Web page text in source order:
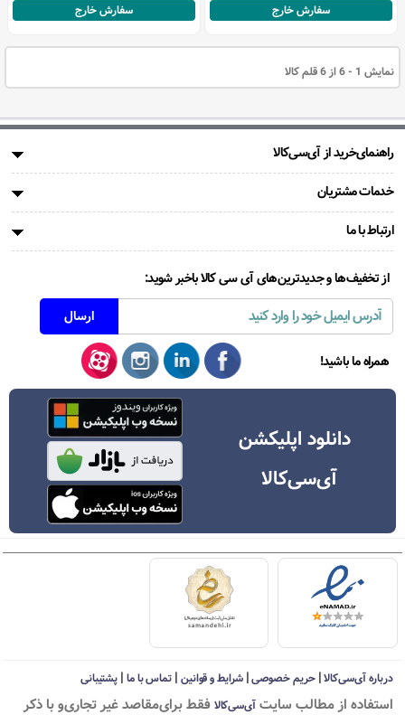
سفارش خارج سفارش خارج
نمایش 1 - 6 از 6 قلم کالا
راهنمای‌خرید از آی‌سی‌کالا
خدمات مشتریان
ارتباط با ما
از تخفیف‌ها و جدیدترین‌های آی سی کالا باخبر شوید:
همراه ما باشید!
دانلود اپلیکشن
آی‌سی‌کالا
درباره آی‌سی‌کالا|حریم خصوصی|شرایط و قوانین | تماس با ما| پشتیبانی
استفاده از مطالب سايت آی‌سی‌کالا فقط برای‌مقاصد غیر تجاری‌و با ذکر